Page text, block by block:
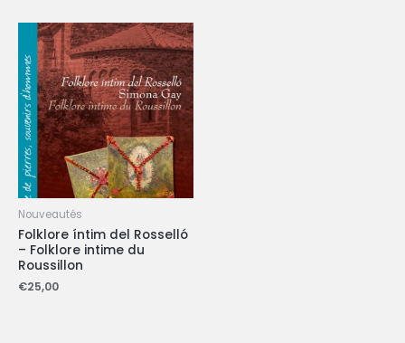
Nouveautés
Folklore íntim del Rosselló
– Folklore intime du
Roussillon
€25,00